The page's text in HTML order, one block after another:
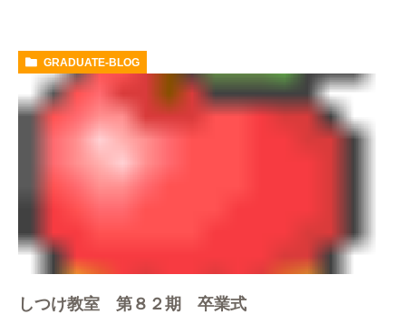
GRADUATE-BLOG
しつけ教室 第８２期 卒業式